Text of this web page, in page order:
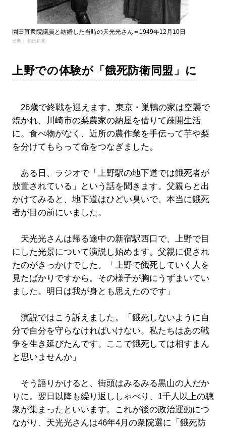
園田直衆院議員と結婚した当時の天光光さん＝1949年12月10日
出典： 朝日新聞
上野での体験が「餓死防衛同盟」に
26歳で終戦を迎えます。東京・巣鴨の家は空襲で
焼かれ、川崎市の梨農家の納屋を借りて疎開生活
に。食べ物がなく、近所の農作業を手伝って芋や梨
を分けてもらって命をつなぎました。
ある日、ラジオで「上野駅の地下道では餓死者が
放置されている」という話を聞きます。父親らと出
かけてみると、地下道はひどい臭いで、本当に餓死
者が目の前にいました。
天光光さんは帰る途中の新宿駅西口で、上野で目
にした光景について演説し始めます。父親に促され
たのがきっかけでした。「上野で餓死していく人を
見たばかりですから。その様子が胸にうずまいてい
ました。明日は我が身とも思えたのです」
演説ではこう訴えました。「餓死しないように自
分で自分を守らなければいけない。私たちはあの戦
争を生き延びたんです。ここで餓死しては相すまん
と思いませんか」
そう語りかけると、街頭はみるみる黒山の人だか
りに。翌日以降も繰り返ししゃべり、1千人以上の聴
衆が集まったといいます。これが後の政治運動につ
ながり、天光光さんは46年4月の衆院選に「餓死防